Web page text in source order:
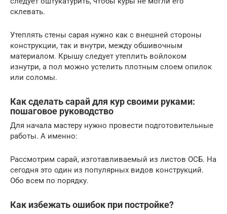
склевать.
Утеплять стены сарая нужно как с внешней стороны
конструкции, так и внутри, между обшивочным
материалом. Крышу следует утеплить войлоком
изнутри, а пол можно устелить плотным слоем опилок
или соломы.
Как сделать сарай для кур своими руками:
пошаговое руководство
Для начала мастеру нужно провести подготовительные
работы. А именно:
Рассмотрим сарай, изготавливаемый из листов ОСБ. На
сегодня это один из популярных видов конструкций.
Обо всем по порядку.
Как избежать ошибок при постройке?